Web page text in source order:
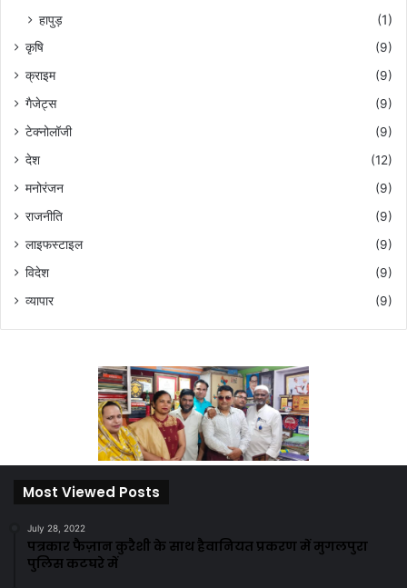
हापुड़
(1)
कृषि
(9)
क्राइम
(9)
गैजेट्स
(9)
टेक्नोलॉजी
(9)
देश
(12)
मनोरंजन
(9)
राजनीति
(9)
लाइफस्टाइल
(9)
विदेश
(9)
व्यापार
(9)
Most Viewed Posts
July 28, 2022
पत्रकार फैज़ान कुरैशी के साथ हैवानियत प्रकरण में मुगलपुरा
पुलिस कटघरे में